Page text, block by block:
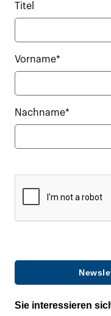
Titel
Vorname*
Nachname*
Sie interessieren